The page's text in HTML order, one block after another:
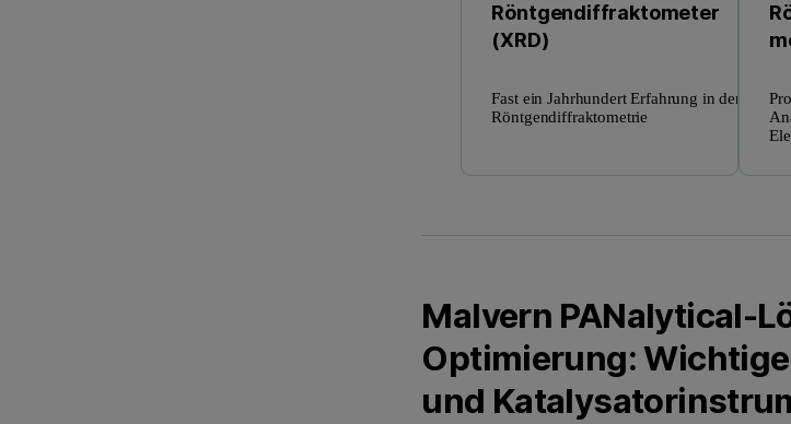
Röntgendiffraktometer
(XRD)
Fast ein Jahrhundert Erfahrung in der
Röntgendiffraktometrie
Malvern PANalytical-
Optimierung:
und